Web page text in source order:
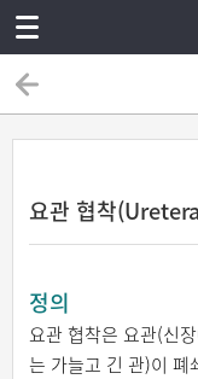
요관 협착
정의
요관 협착은 요관(신
는 가늘고 긴 관)이 폐